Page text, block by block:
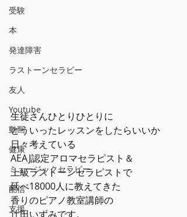
受験
本
発達障害
ラストーンセラピー
友人
Youtube
動画
健康
ミュージックセラピー
配信
支援
生徒さんひとりひとりに
どういったレッスンをしたらいいか
日々考えている
AEAJ認定アロマセラピスト＆
上級ラストーンセラピストで
延べ18000人に教えてきた
香りのピアノ教室講師の
辻田いずみです。